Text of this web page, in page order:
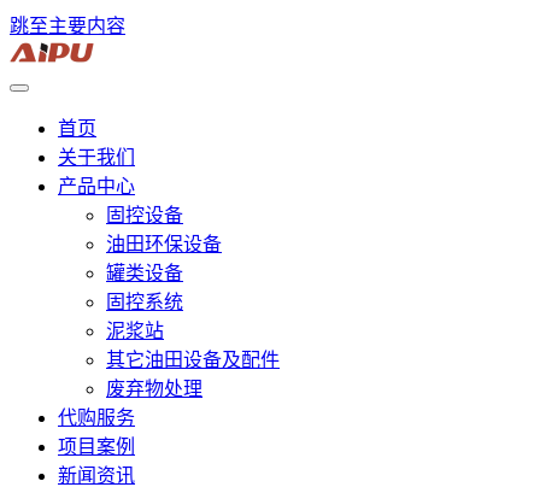
跳至主要内容
首页
关于我们
产品中心
固控设备
油田环保设备
罐类设备
固控系统
泥浆站
其它油田设备及配件
废弃物处理
代购服务
项目案例
新闻资讯